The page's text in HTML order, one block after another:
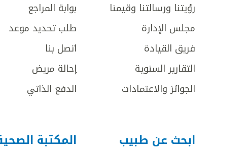
رؤيتنا ورسالتنا وقيمنا
مجلس الإدارة
فريق القيادة
التقارير السنوية
الجوائز والاعتمادات
بوابة المراجع
طلب تحديد موعد
اتصل بنا
إحالة مريض
الدفع الذاتي
ابحث عن طبيب المكتبة